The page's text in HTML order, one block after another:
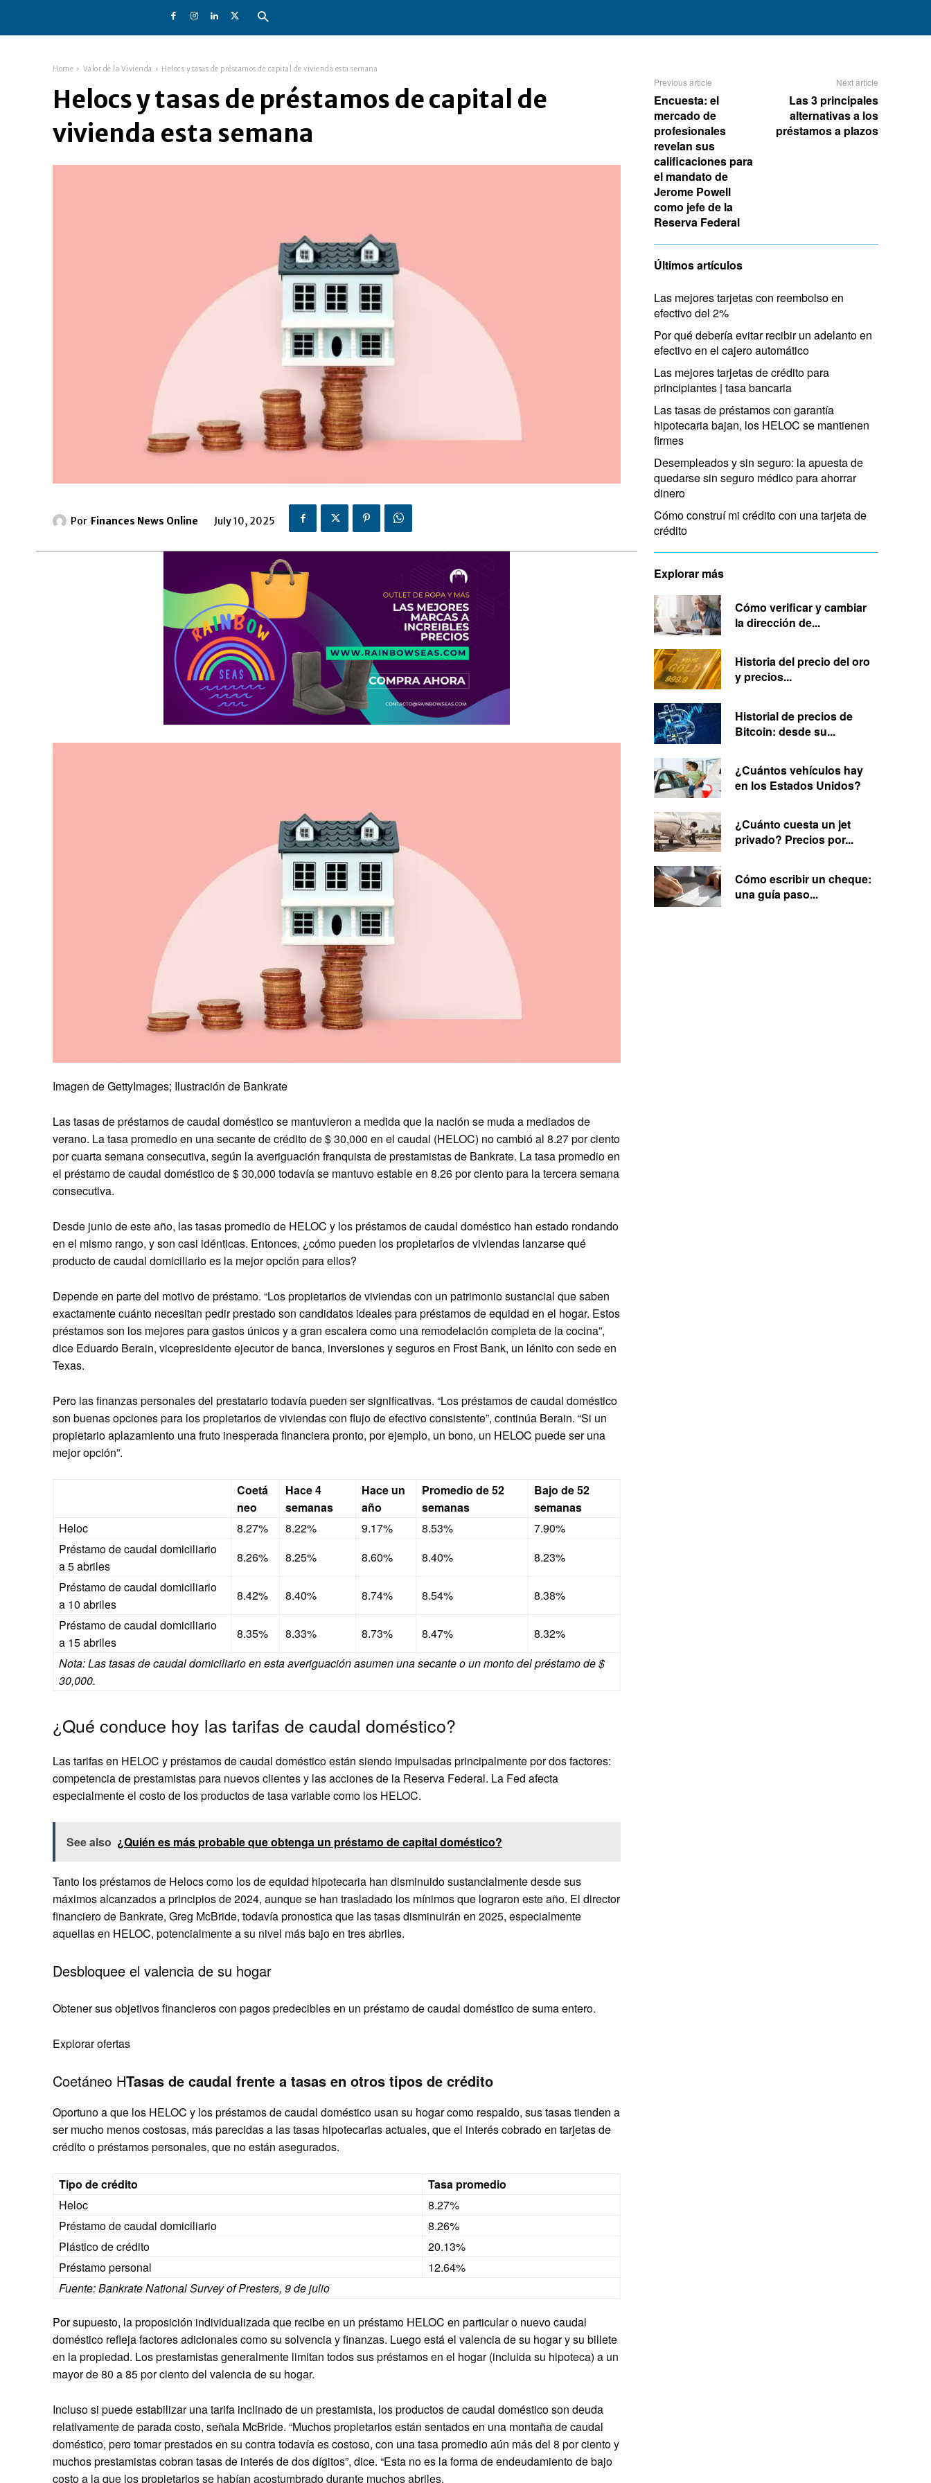
Home Valor de la Vivienda Helocs y tasas de préstamos de capital de vivienda esta semana
Helocs y tasas de préstamos de capital de
vivienda esta semana
Por Finances News Online July 10, 2025
Imagen de GettyImages; Ilustración de Bankrate
Las tasas de préstamos de caudal doméstico se mantuvieron a medida que la nación se muda a mediados de
verano. La tasa promedio en una secante de crédito de $ 30,000 en el caudal (HELOC) no cambió al 8.27 por ciento
por cuarta semana consecutiva, según la averiguación franquista de prestamistas de Bankrate. La tasa promedio en
el préstamo de caudal doméstico de $ 30,000 todavía se mantuvo estable en 8.26 por ciento para la tercera semana
consecutiva.
Desde junio de este año, las tasas promedio de HELOC y los préstamos de caudal doméstico han estado rondando
en el mismo rango, y son casi idénticas. Entonces, ¿cómo pueden los propietarios de viviendas lanzarse qué
producto de caudal domiciliario es la mejor opción para ellos?
Depende en parte del motivo de préstamo. “Los propietarios de viviendas con un patrimonio sustancial que saben
exactamente cuánto necesitan pedir prestado son candidatos ideales para préstamos de equidad en el hogar. Estos
préstamos son los mejores para gastos únicos y a gran escalera como una remodelación completa de la cocina”,
dice Eduardo Berain, vicepresidente ejecutor de banca, inversiones y seguros en Frost Bank, un lénito con sede en
Texas.
Pero las finanzas personales del prestatario todavía pueden ser significativas. “Los préstamos de caudal doméstico
son buenas opciones para los propietarios de viviendas con flujo de efectivo consistente”, continúa Berain. “Si un
propietario aplazamiento una fruto inesperada financiera pronto, por ejemplo, un bono, un HELOC puede ser una
mejor opción”.
Coetá
neo
Hace 4
semanas
Hace un
año
Promedio de 52
semanas
Bajo de 52
semanas
Heloc
8.27% 8.22% 9.17% 8.53%
7.90%
Préstamo de caudal domiciliario
a 5 abriles
8.26% 8.25% 8.60% 8.40%
8.23%
Préstamo de caudal domiciliario
a 10 abriles
8.42% 8.40% 8.74% 8.54%
8.38%
Préstamo de caudal domiciliario
a 15 abriles
8.35% 8.33% 8.73% 8.47%
8.32%
Nota: Las tasas de caudal domiciliario en esta averiguación asumen una secante o un monto del préstamo de $
30,000.
¿Qué conduce hoy las tarifas de caudal doméstico?
Las tarifas en HELOC y préstamos de caudal doméstico están siendo impulsadas principalmente por dos factores:
competencia de prestamistas para nuevos clientes y las acciones de la Reserva Federal. La Fed afecta
especialmente el costo de los productos de tasa variable como los HELOC.
See also ¿Quién es más probable que obtenga un préstamo de capital doméstico?
Tanto los préstamos de Helocs como los de equidad hipotecaria han disminuido sustancialmente desde sus
máximos alcanzados a principios de 2024, aunque se han trasladado los mínimos que lograron este año. El director
financiero de Bankrate, Greg McBride, todavía pronostica que las tasas disminuirán en 2025, especialmente
aquellas en HELOC, potencialmente a su nivel más bajo en tres abriles.
Desbloquee el valencia de su hogar
Obtener sus objetivos financieros con pagos predecibles en un préstamo de caudal doméstico de suma entero.
Explorar ofertas
Coetáneo HTasas de caudal frente a tasas en otros tipos de crédito
Oportuno a que los HELOC y los préstamos de caudal doméstico usan su hogar como respaldo, sus tasas tienden a
ser mucho menos costosas, más parecidas a las tasas hipotecarias actuales, que el interés cobrado en tarjetas de
crédito o préstamos personales, que no están asegurados.
Tipo de crédito
Tasa promedio
Heloc
8.27%
Préstamo de caudal domiciliario
8.26%
Plástico de crédito
20.13%
Préstamo personal
12.64%
Fuente: Bankrate National Survey of Presters, 9 de julio
Por supuesto, la proposición individualizada que recibe en un préstamo HELOC en particular o nuevo caudal
doméstico refleja factores adicionales como su solvencia y finanzas. Luego está el valencia de su hogar y su billete
en la propiedad. Los prestamistas generalmente limitan todos sus préstamos en el hogar (incluida su hipoteca) a un
mayor de 80 a 85 por ciento del valencia de su hogar.
Incluso si puede estabilizar una tarifa inclinado de un prestamista, los productos de caudal doméstico son deuda
relativamente de parada costo, señala McBride. “Muchos propietarios están sentados en una montaña de caudal
doméstico, pero tomar prestados en su contra todavía es costoso, con una tasa promedio aún más del 8 por ciento y
muchos prestamistas cobran tasas de interés de dos dígitos”, dice. “Esta no es la forma de endeudamiento de bajo
costo a la que los propietarios se habían acostumbrado durante muchos abriles.
Previous article
Encuesta: el
mercado de
profesionales
revelan sus
calificaciones para
el mandato de
Jerome Powell
como jefe de la
Reserva Federal
Next article
Las 3 principales
alternativas a los
préstamos a plazos
Últimos artículos
Las mejores tarjetas con reembolso en
efectivo del 2%
Por qué debería evitar recibir un adelanto en
efectivo en el cajero automático
Las mejores tarjetas de crédito para
principiantes | tasa bancaria
Las tasas de préstamos con garantía
hipotecaria bajan, los HELOC se mantienen
firmes
Desempleados y sin seguro: la apuesta de
quedarse sin seguro médico para ahorrar
dinero
Cómo construí mi crédito con una tarjeta de
crédito
Explorar más
Cómo verificar y cambiar
la dirección de...
Historia del precio del oro
y precios...
Historial de precios de
Bitcoin: desde su...
¿Cuántos vehículos hay
en los Estados Unidos?
¿Cuánto cuesta un jet
privado? Precios por...
Cómo escribir un cheque:
una guía paso...